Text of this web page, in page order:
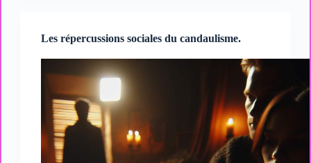
relations
Les répercussions sociales du candaulisme.